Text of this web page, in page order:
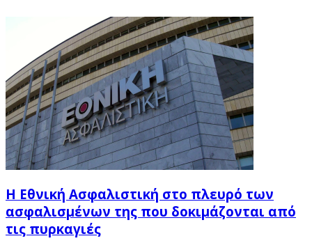
Η Εθνική Ασφαλιστική στο πλευρό των
ασφαλισμένων της που δοκιμάζονται από
τις πυρκαγιές